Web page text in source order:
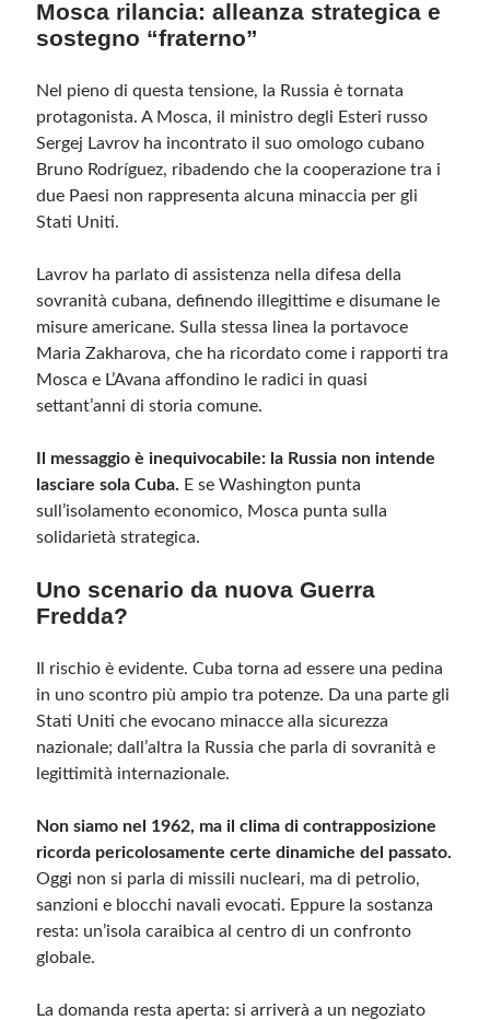
Mosca rilancia: alleanza strategica e
sostegno “fraterno”
Nel pieno di questa tensione, la Russia è tornata
protagonista. A Mosca, il ministro degli Esteri russo
Sergej Lavrov ha incontrato il suo omologo cubano
Bruno Rodríguez, ribadendo che la cooperazione tra i
due Paesi non rappresenta alcuna minaccia per gli
Stati Uniti.
Lavrov ha parlato di assistenza nella difesa della
sovranità cubana, definendo illegittime e disumane le
misure americane. Sulla stessa linea la portavoce
Maria Zakharova, che ha ricordato come i rapporti tra
Mosca e L’Avana affondino le radici in quasi
settant’anni di storia comune.
Il messaggio è inequivocabile: la Russia non intende
lasciare sola Cuba. E se Washington punta
sull’isolamento economico, Mosca punta sulla
solidarietà strategica.
Uno scenario da nuova Guerra
Fredda?
Il rischio è evidente. Cuba torna ad essere una pedina
in uno scontro più ampio tra potenze. Da una parte gli
Stati Uniti che evocano minacce alla sicurezza
nazionale; dall’altra la Russia che parla di sovranità e
legittimità internazionale.
Non siamo nel 1962, ma il clima di contrapposizione
ricorda pericolosamente certe dinamiche del passato.
Oggi non si parla di missili nucleari, ma di petrolio,
sanzioni e blocchi navali evocati. Eppure la sostanza
resta: un’isola caraibica al centro di un confronto
globale.
La domanda resta aperta: si arriverà a un negoziato